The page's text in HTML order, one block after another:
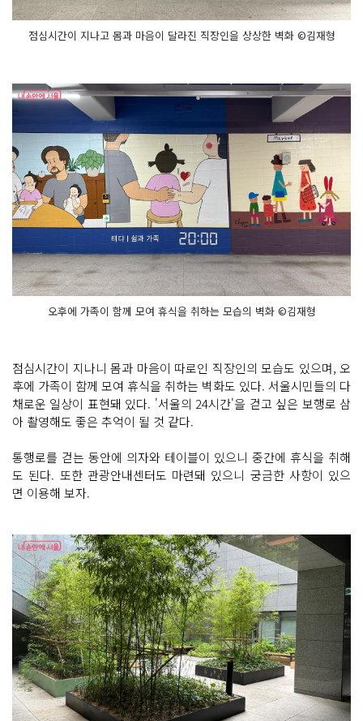
점심시간이 지나고 몸과 마음이 달라진 직장인을 상상한 벽화 ©김재형
오후에 가족이 함께 모여 휴식을 취하는 모습의 벽화 ©김재형
점심시간이 지나니 몸과 마음이 따로인 직장인의 모습도 있으며, 오
후에 가족이 함께 모여 휴식을 취하는 벽화도 있다. 서울시민들의 다
채로운 일상이 표현돼 있다. '서울의 24시간'을 걷고 싶은 보행로 삼
아 촬영해도 좋은 추억이 될 것 같다.
통행로를 걷는 동안에 의자와 테이블이 있으니 중간에 휴식을 취해
도 된다. 또한 관광안내센터도 마련돼 있으니 궁금한 사항이 있으
면 이용해 보자.